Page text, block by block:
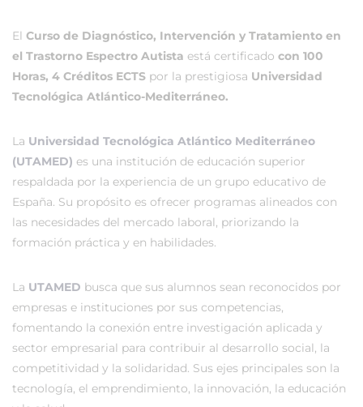
El Curso de Diagnóstico, Intervención y Tratamiento en
el Trastorno Espectro Autista está certificado con 100
Horas, 4 Créditos ECTS por la prestigiosa Universidad
Tecnológica Atlántico-Mediterráneo.
La Universidad Tecnológica Atlántico Mediterráneo
(UTAMED) es una institución de educación superior
respaldada por la experiencia de un grupo educativo de
España. Su propósito es ofrecer programas alineados con
las necesidades del mercado laboral, priorizando la
formación práctica y en habilidades.
La UTAMED busca que sus alumnos sean reconocidos por
empresas e instituciones por sus competencias,
fomentando la conexión entre investigación aplicada y
sector empresarial para contribuir al desarrollo social, la
competitividad y la solidaridad. Sus ejes principales son la
tecnología, el emprendimiento, la innovación, la educación